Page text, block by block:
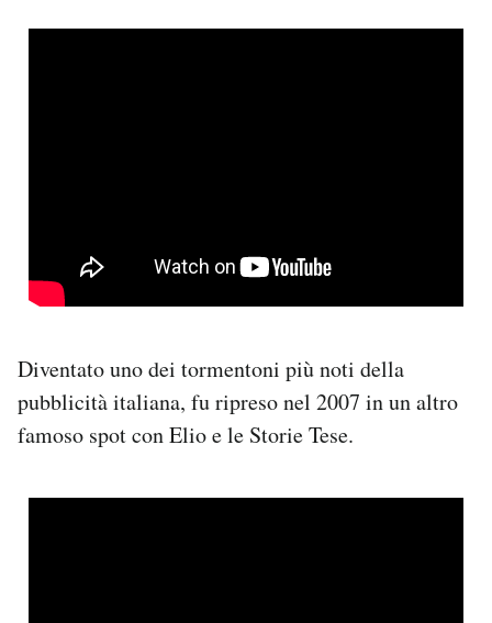
Diventato uno dei tormentoni più noti della
pubblicità italiana, fu ripreso nel 2007 in un altro
famoso spot con Elio e le Storie Tese.